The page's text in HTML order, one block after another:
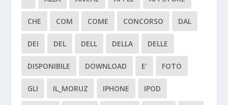
CHE COM COME CONCORSO DAL
DEI DEL DELL DELLA DELLE
DISPONIBILE DOWNLOAD E' FOTO
GLI IL_MORUZ IPHONE IPOD